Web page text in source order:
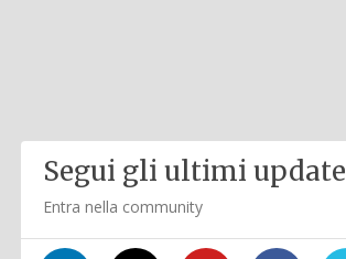
Segui gli ultimi update
Entra nella community